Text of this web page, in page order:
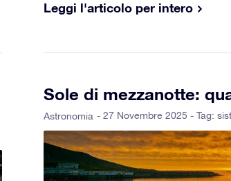
Leggi l'articolo per intero
Sole di mezzanotte:
Astronomia - 27 Novembre 2025 - Tag: